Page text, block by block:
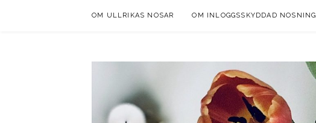
OM ULLRIKAS NOSAR OM INLOGGSSKYDDAD NOSNING